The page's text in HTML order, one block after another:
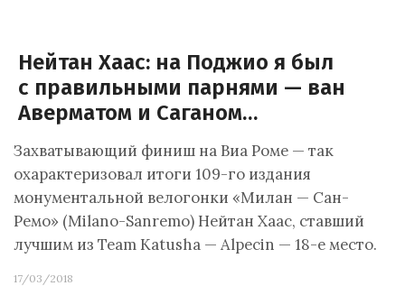
Нейтан Хаас: на Поджио я был
с правильными парнями — ван
Аверматом и Саганом…
Захватывающий финиш на Виа Роме — так
охарактеризовал итоги 109-го издания
монументальной велогонки «Милан — Сан-
Ремо» (Milano-Sanremo) Нейтан Хаас, ставший
лучшим из Team Katusha — Alpecin — 18-е место.
17/03/2018